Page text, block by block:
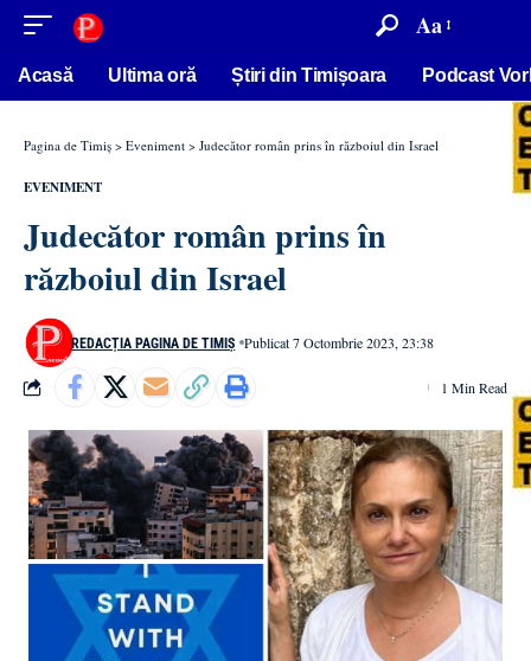
conținut Aa
Acasă Ultima oră Știri din Timișoara Podcast
Pagina de Timiș > Eveniment > Judecător român prins în războiul din Israel
EVENIMENT
Judecător român prins în
războiul din Israel
REDACȚIA PAGINA DE TIMIȘ Publicat 7 Octombrie 2023, 23:38
1 Min Read